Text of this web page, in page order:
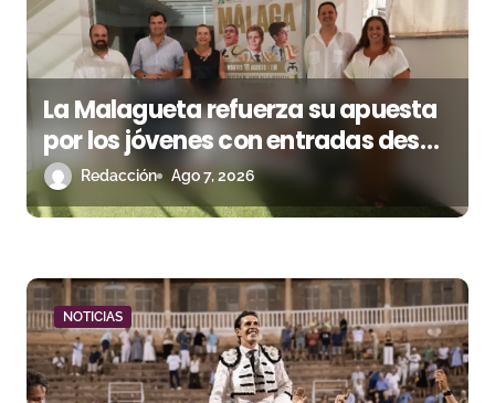
e
e
n
r
d
a
s
La Malagueta refuerza su apuesta
por los jóvenes con entradas desde
un euro
Redacción Ago 7, 2026
NOTICIAS